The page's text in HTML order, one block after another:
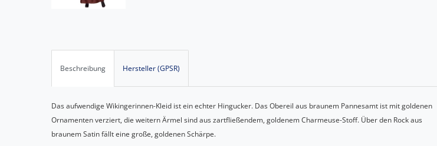
Beschreibung Hersteller (GPSR)
Das aufwendige Wikingerinnen-Kleid ist ein echter Hingucker. Das Obereil aus braunem Pannesamt ist mit goldenen
Ornamenten verziert, die weitern Ärmel sind aus zartfließendem, goldenem Charmeuse-Stoff. Über den Rock aus
braunem Satin fällt eine große, goldenen Schärpe.